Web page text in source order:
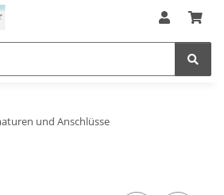
und Anschlüsse